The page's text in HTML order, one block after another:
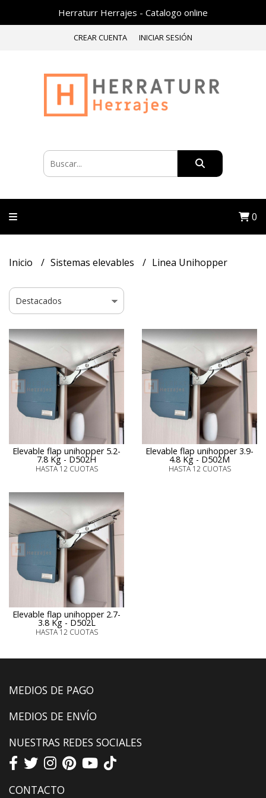
Herraturr Herrajes - Catalogo online
CREAR CUENTA INICIAR SESIÓN
0
Inicio Sistemas elevables Linea Unihopper
Elevable flap unihopper 5.2-
7.8 Kg - D502H
HASTA 12 CUOTAS
Elevable flap unihopper 3.9-
4.8 Kg - D502M
HASTA 12 CUOTAS
Elevable flap unihopper 2.7-
3.8 Kg - D502L
HASTA 12 CUOTAS
MEDIOS DE PAGO
MEDIOS DE ENVÍO
NUESTRAS REDES SOCIALES
CONTACTO